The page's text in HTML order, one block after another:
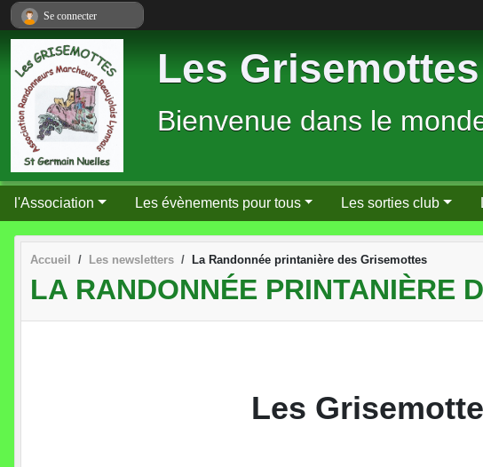
Les Grisemottes
Bienvenue dans le
l'Association Les évènements pour tous Les sorties club
Accueil Les newsletters La Randonnée printanière des Grisemottes
LA RANDONNÉE PRINTANIÈRE
Les
Se connecter
Panneau de gestion des cookies